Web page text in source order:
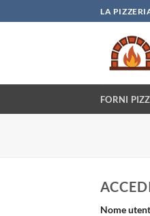
ai
LA
FORNI
Nome